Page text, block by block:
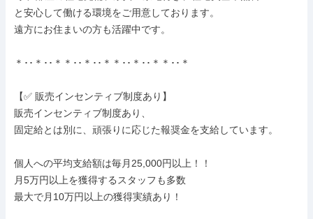
と安心して働ける環境をご用意しております。
遠方にお住まいの方も活躍中です。
＊･･＊･･＊＊･･＊･･＊＊･･＊･･＊＊･･＊
【✅ 販売インセンティブ制度あり】
販売インセンティブ制度あり、
固定給とは別に、頑張りに応じた報奨金を支給しています。
個人への平均支給額は毎月25,000円以上！！
月5万円以上を獲得するスタッフも多数
最大で月10万円以上の獲得実績あり！